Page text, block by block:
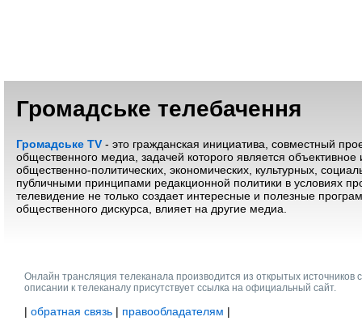
Громадське телебачення
Громадське TV - это гражданская инициатива, совместный
общественного медиа, задачей которого является
общественно-политических, экономических, культурных,
публичными принципами редакционной политики в условиях
телевидение не только создает интересные и полезные
общественного дискурса, влияет на другие медиа.
Онлайн трансляция телеканала производится из открытых
описании к телеканалу присутствует ссылка на официальный сайт.
| обратная связь | правообладателям |